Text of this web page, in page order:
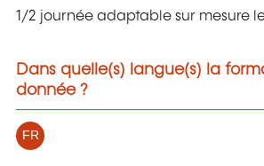
1/2 journée adaptable sur mesure
Dans quelle(s) langue(s) la
donnée ?
FR